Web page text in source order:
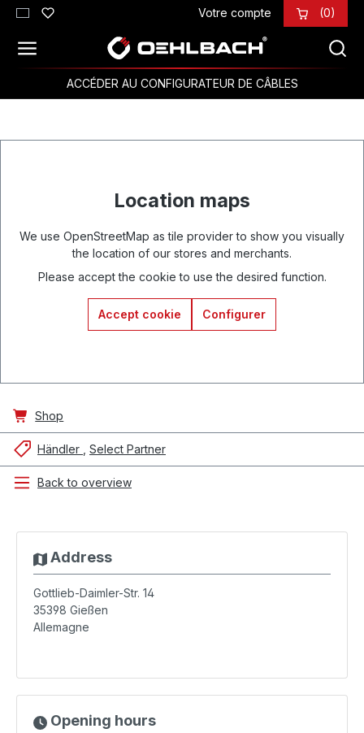
Passer au contenu principal Votre compte (0)
ACCÉDER AU CONFIGURATEUR DE CÂBLES
Location maps
We use OpenStreetMap as tile provider to show you visually
the location of our stores and merchants.
Please accept the cookie to use the desired function.
Accept cookie Configurer
Shop
Händler Select Partner
Back to overview
Address
Gottlieb-Daimler-Str. 14
35398 Gießen
Allemagne
Opening hours